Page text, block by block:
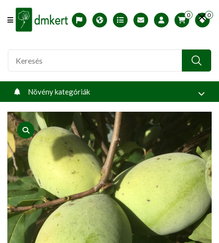
Offcanvas Menu Open
English version
Télállósági zónák
Nyomtatható ABC árjegyzék
Profilom
0 0
Növény kategóriák
product view